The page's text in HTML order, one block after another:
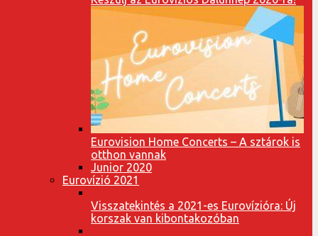
Eurovision Home Concerts – A sztárok is
otthon vannak
Junior 2020
Eurovízió 2021
Visszatekintés a 2021-es Eurovízióra: Új
korszak van kibontakozóban